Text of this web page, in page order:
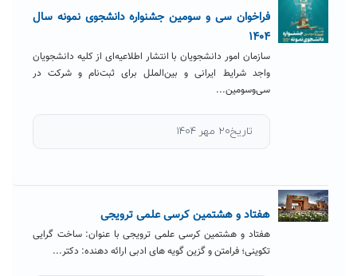
فراخوان سی و سومین جشنواره دانشجوی نمونه سال
۱۴۰۴
سازمان امور دانشجویان با انتشار اطلاعیه‌ای از کلیه دانشجویان
واجد شرایط ایرانی و بین‌الملل برای ثبت‌نام و شرکت در
سی‌و‌سومین...
تاریخ۲۰ مهر ۱۴۰۴
هفتاد و هشتمین کرسی علمی ترویجی
هفتاد و هشتمین کرسی علمی ترویجی با عنوان: ساخت گرایی
تکوینی؛ فرامتن و گزین گویه های ادبی ارائه دهنده: دکتر...